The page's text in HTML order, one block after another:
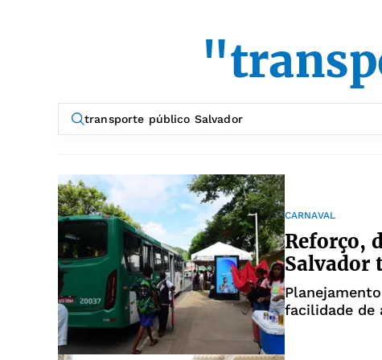
CARNAVAL
Reforço,
Salvador
facilidade de